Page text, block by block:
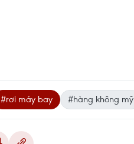
#rơi máy bay #hàng không mỹ